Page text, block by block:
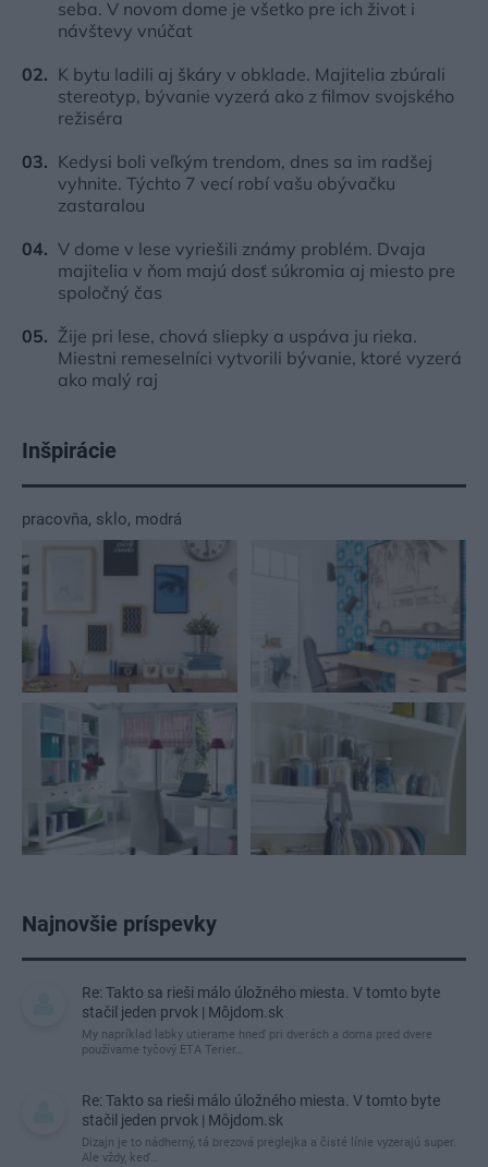
seba. V novom dome je všetko pre ich život i
návštevy vnúčat
K bytu ladili aj škáry v obklade. Majitelia zbúrali
stereotyp, bývanie vyzerá ako z filmov svojského
režiséra
Kedysi boli veľkým trendom, dnes sa im radšej
vyhnite. Týchto 7 vecí robí vašu obývačku
zastaralou
V dome v lese vyriešili známy problém. Dvaja
majitelia v ňom majú dosť súkromia aj miesto pre
spoločný čas
Žije pri lese, chová sliepky a uspáva ju rieka.
Miestni remeselníci vytvorili bývanie, ktoré vyzerá
ako malý raj
Inšpirácie
pracovňa, sklo, modrá
Najnovšie príspevky
Re: Takto sa rieši málo úložného miesta. V tomto byte
stačil jeden prvok | Môjdom.sk
My napríklad labky utierame hneď pri dverách a doma pred dvere
používame tyčový ETA Terier…
Re: Takto sa rieši málo úložného miesta. V tomto byte
stačil jeden prvok | Môjdom.sk
Dizajn je to nádherný, tá brezová preglejka a čisté línie vyzerajú super.
Ale vždy, keď…